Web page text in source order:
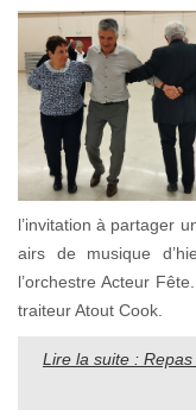
l’invitation à partager
airs de musique
l’orchestre Acteur
traiteur Atout Cook.
Lire la suite :